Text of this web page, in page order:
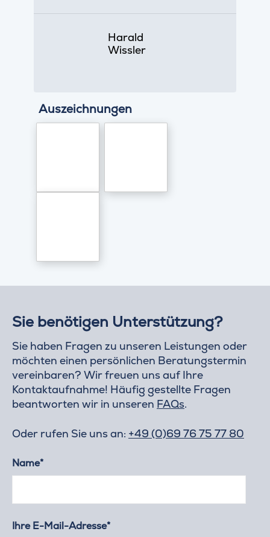
Harald
Wissler
Auszeichnungen
Sie benötigen Unterstützung?
Sie haben Fragen zu unseren Leistungen oder
möchten einen persönlichen Beratungstermin
vereinbaren? Wir freuen uns auf Ihre
Kontaktaufnahme! Häufig gestellte Fragen
beantworten wir in unseren FAQs.
Oder rufen Sie uns an: +49 (0)69 76 75 77 80
Name*
Ihre E-Mail-Adresse*